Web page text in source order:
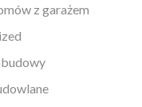
z garażem